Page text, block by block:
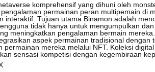
komprehensif yang dihuni oleh
permainan peran multipemain di
interaktif. Tujuan utama Binamon adalah
tidak hanya untuk mengumpulkan
meningkatkan pengalaman bermain mereka.
aspek permainan tradisional
permainan mereka melalui NFT. Koleksi
sensasi kompetisi dengan kegembiraan